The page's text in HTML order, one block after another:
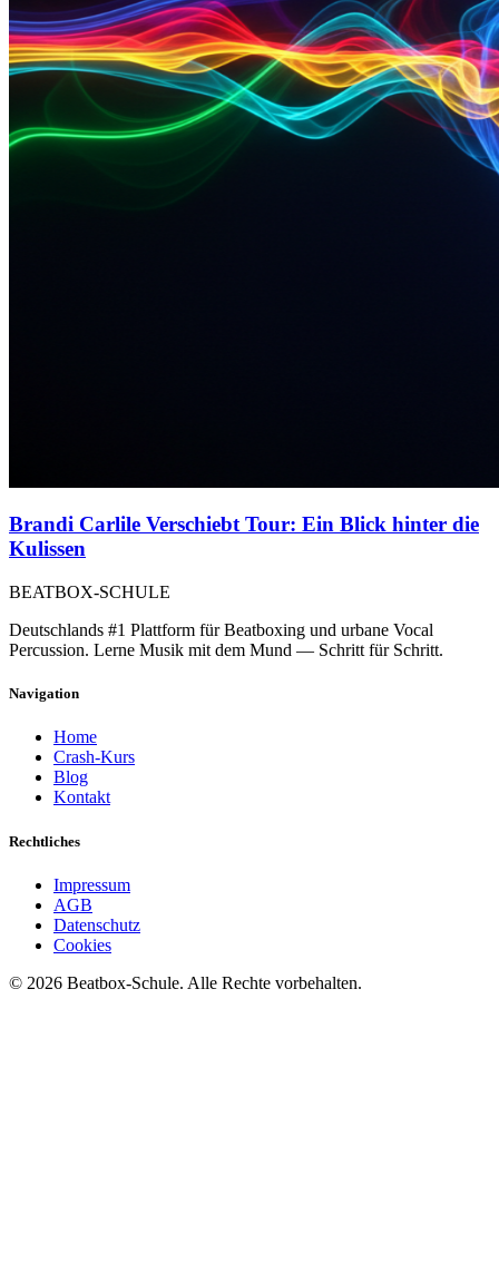
Brandi Carlile Verschiebt Tour: Ein Blick hinter die
Kulissen
BEATBOX-SCHULE
Deutschlands #1 Plattform für Beatboxing und urbane Vocal
Percussion. Lerne Musik mit dem Mund — Schritt für Schritt.
Navigation
Home
Crash-Kurs
Blog
Kontakt
Rechtliches
Impressum
AGB
Datenschutz
Cookies
© 2026 Beatbox-Schule. Alle Rechte vorbehalten.